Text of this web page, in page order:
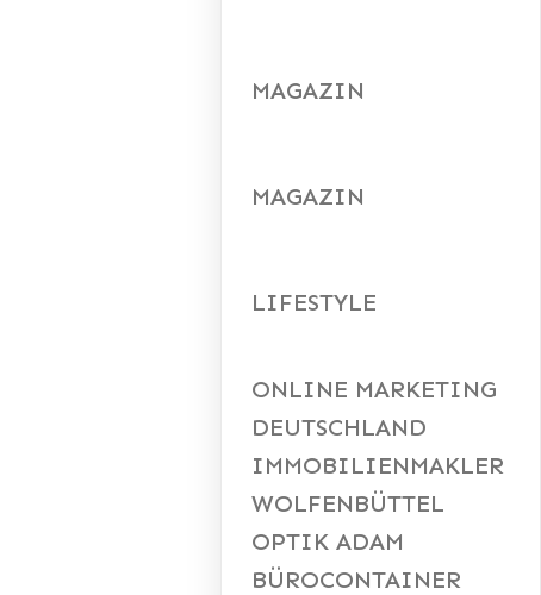
MAGAZIN
MAGAZIN
LIFESTYLE
ONLINE MARKETING
DEUTSCHLAND
IMMOBILIENMAKLER
WOLFENBÜTTEL
OPTIK ADAM
BÜROCONTAINER